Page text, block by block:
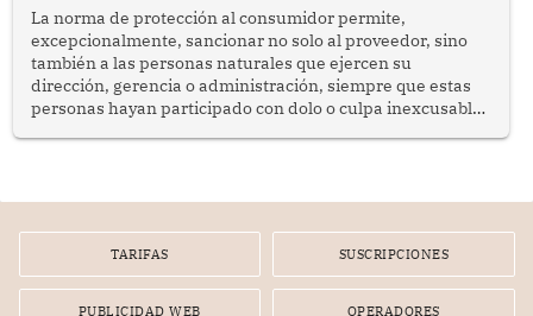
La norma de protección al consumidor permite,
excepcionalmente, sancionar no solo al proveedor, sino
también a las personas naturales que ejercen su
dirección, gerencia o administración, siempre que estas
personas hayan participado con dolo o culpa inexcusable
por la frustrada realización de un meet and greet con
TARIFAS SUSCRIPCIONES
PUBLICIDAD WEB OPERADORES